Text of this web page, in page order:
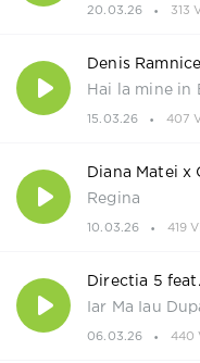
20.03.26 313
Denis
Hai la mine in
15.03.26 407
Diana Matei x
Regina
10.03.26 419
Directia 5
Iar Ma Iau
06.03.26 440